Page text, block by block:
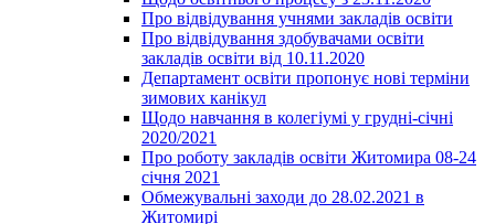
Про відвідування учнями закладів освіти
Про відвідування здобувачами освіти
закладів освіти від 10.11.2020
Департамент освіти пропонує нові терміни
зимових канікул
Щодо навчання в колегіумі у грудні-січні
2020/2021
Про роботу закладів освіти Житомира 08-24
січня 2021
Обмежувальні заходи до 28.02.2021 в
Житомирі